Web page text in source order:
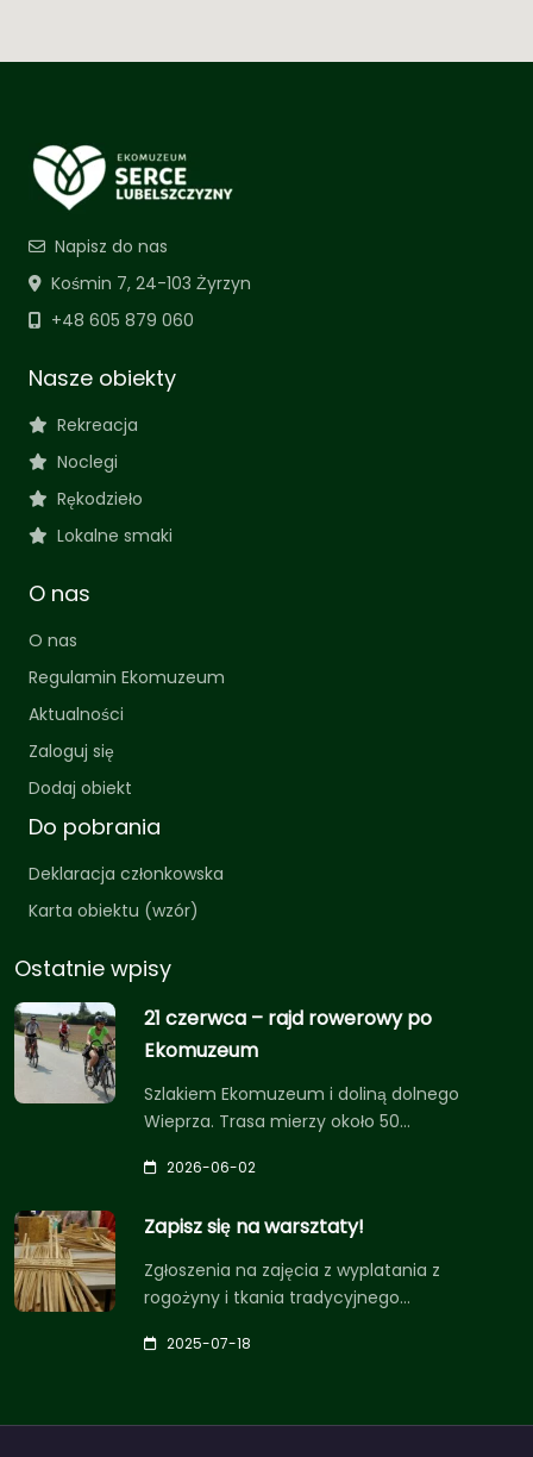
Napisz do nas
Kośmin 7, 24-103 Żyrzyn
+48 605 879 060
Nasze obiekty
Rekreacja
Noclegi
Rękodzieło
Lokalne smaki
O nas
O nas
Regulamin Ekomuzeum
Aktualności
Zaloguj się
Dodaj obiekt
Do pobrania
Deklaracja członkowska
Karta obiektu (wzór)
Ostatnie wpisy
21 czerwca – rajd rowerowy po
Ekomuzeum
Szlakiem Ekomuzeum i doliną dolnego
Wieprza. Trasa mierzy około 50…
2026-06-02
Zapisz się na warsztaty!
Zgłoszenia na zajęcia z wyplatania z
rogożyny i tkania tradycyjnego…
2025-07-18